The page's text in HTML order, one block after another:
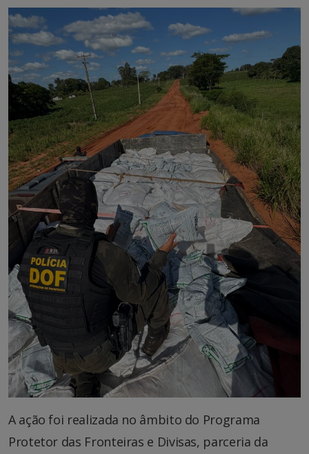
A ação foi realizada no âmbito do Programa
Protetor das Fronteiras e Divisas, parceria da